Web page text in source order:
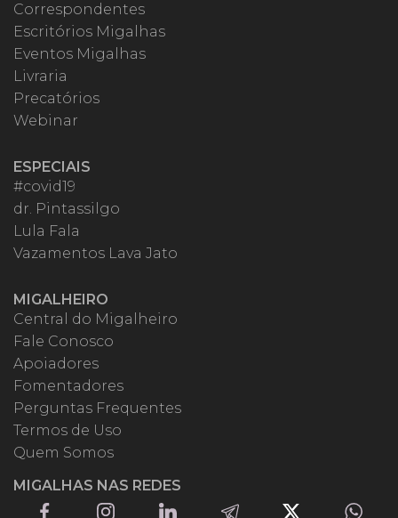
Correspondentes
Escritórios Migalhas
Eventos Migalhas
Livraria
Precatórios
Webinar
ESPECIAIS
#covid19
dr. Pintassilgo
Lula Fala
Vazamentos Lava Jato
MIGALHEIRO
Central do Migalheiro
Fale Conosco
Apoiadores
Fomentadores
Perguntas Frequentes
Termos de Uso
Quem Somos
MIGALHAS NAS REDES